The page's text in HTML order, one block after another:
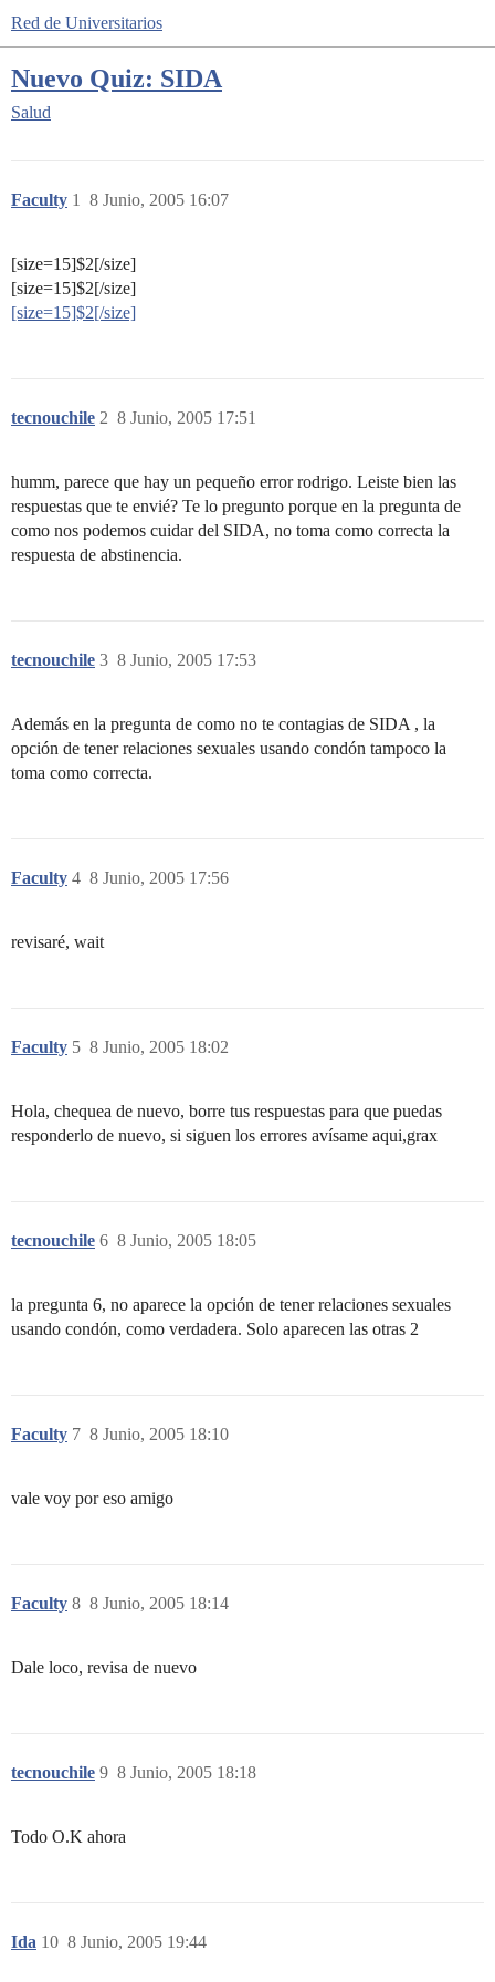
Red de Universitarios
Nuevo Quiz: SIDA
Salud
Faculty 8 Junio, 2005 16:07
1
[size=15]$2[/size]
[size=15]$2[/size]
[size=15]$2[/size]
tecnouchile 8 Junio, 2005 17:51
2
humm, parece que hay un pequeño error rodrigo. Leiste bien las
respuestas que te envié? Te lo pregunto porque en la pregunta de
como nos podemos cuidar del SIDA, no toma como correcta la
respuesta de abstinencia.
tecnouchile 8 Junio, 2005 17:53
3
Además en la pregunta de como no te contagias de SIDA , la
opción de tener relaciones sexuales usando condón tampoco la
toma como correcta.
Faculty 8 Junio, 2005 17:56
4
revisaré, wait
Faculty 8 Junio, 2005 18:02
5
Hola, chequea de nuevo, borre tus respuestas para que puedas
responderlo de nuevo, si siguen los errores avísame aqui,grax
tecnouchile 8 Junio, 2005 18:05
6
la pregunta 6, no aparece la opción de tener relaciones sexuales
usando condón, como verdadera. Solo aparecen las otras 2
Faculty 8 Junio, 2005 18:10
7
vale voy por eso amigo
Faculty 8 Junio, 2005 18:14
8
Dale loco, revisa de nuevo
tecnouchile 8 Junio, 2005 18:18
9
Todo O.K ahora
Ida 8 Junio, 2005 19:44
10